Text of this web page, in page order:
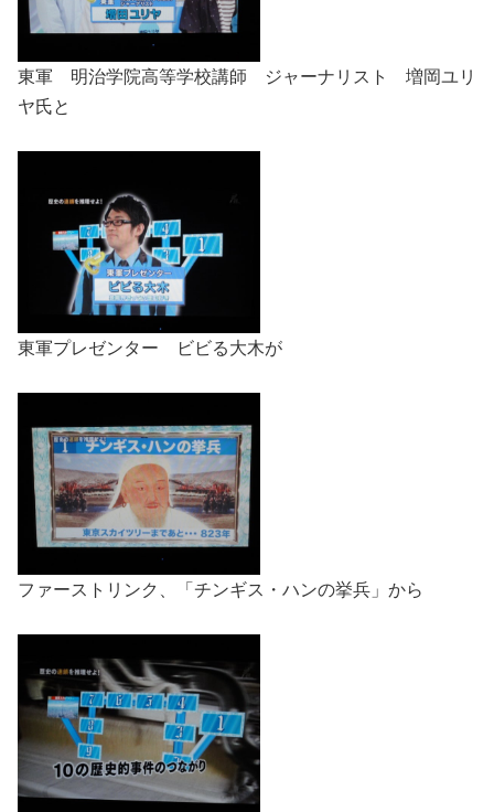
東軍 明治学院高等学校講師 ジャーナリスト 増岡ユリ
ヤ氏と
東軍プレゼンター ビビる大木が
ファーストリンク、「チンギス・ハンの挙兵」から